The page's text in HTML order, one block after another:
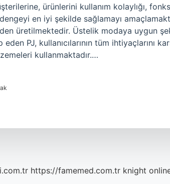
ürünlerini kullanım kolaylığı,
en iyi şekilde sağlamayı
üretilmektedir. Üstelik modaya uygun
PJ, kullanıcılarının tüm ihtiyaçlarını
kullanmaktadır.…
https://famemed.com.tr knight